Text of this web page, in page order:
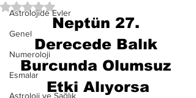
Astrolojide Evler
Genel
Numeroloji
Esmalar
Astroloji ve Sağlık
5 üzerinden NaN yıldız
Neptün 27.
Derecede Balık
Burcunda Olumsuz
Etki Alıyorsa